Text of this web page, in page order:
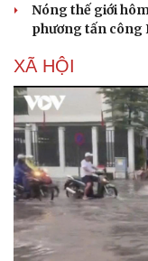
Nóng thế giới
phương tấn công
XÃ HỘI